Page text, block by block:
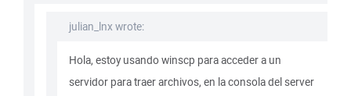
julian_lnx wrote:
Hola, estoy usando winscp para acceder a un
servidor para traer archivos, en la consola del server